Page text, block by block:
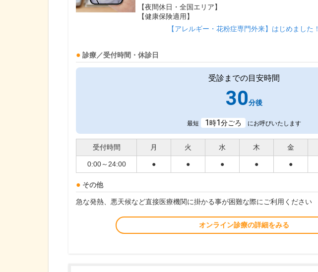
【夜間休日・全国エリア】
【健康保険適用】
【アレルギー・花粉症専門外来】はじめました！
診療／受付時間・休診日
受診までの目安時間
30分後
最短 1時1分ごろ にお呼びいたします
受付時間 月 火 水 木 金
0:00～24:00 ● ● ● ● ●
その他
急な発熱、悪天候など直接医療機関に掛かる事が困難な際にご利用ください
オンライン診療の詳細をみる